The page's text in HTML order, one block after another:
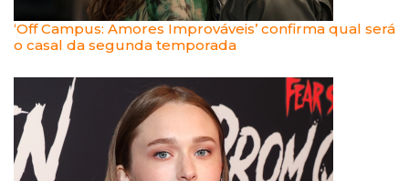
‘Off Campus: Amores Improváveis’ confirma qual será
o casal da segunda temporada